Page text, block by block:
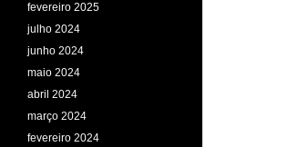
fevereiro 2025
julho 2024
junho 2024
maio 2024
abril 2024
março 2024
fevereiro 2024